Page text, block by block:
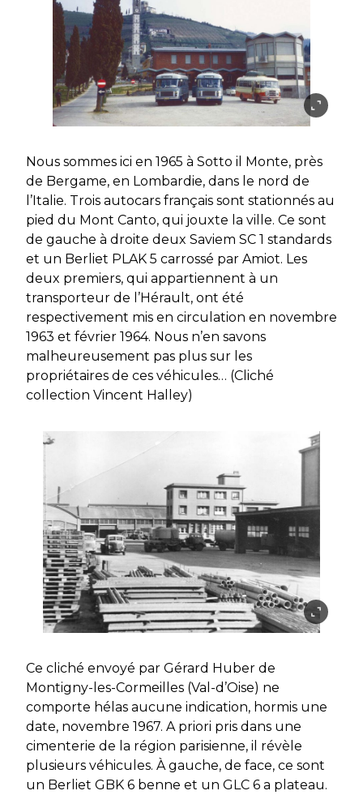
Nous sommes ici en 1965 à Sotto il Monte, près
de Bergame, en Lombardie, dans le nord de
l’Italie. Trois autocars français sont stationnés au
pied du Mont Canto, qui jouxte la ville. Ce sont
de gauche à droite deux Saviem SC 1 standards
et un Berliet PLAK 5 carrossé par Amiot. Les
deux premiers, qui appartiennent à un
transporteur de l’Hérault, ont été
respectivement mis en circulation en novembre
1963 et février 1964. Nous n’en savons
malheureusement pas plus sur les
propriétaires de ces véhicules… (Cliché
collection Vincent Halley)
Ce cliché envoyé par Gérard Huber de
Montigny-les-Cormeilles (Val-d’Oise) ne
comporte hélas aucune indication, hormis une
date, novembre 1967. A priori pris dans une
cimenterie de la région parisienne, il révèle
plusieurs véhicules. À gauche, de face, ce sont
un Berliet GBK 6 benne et un GLC 6 a plateau.